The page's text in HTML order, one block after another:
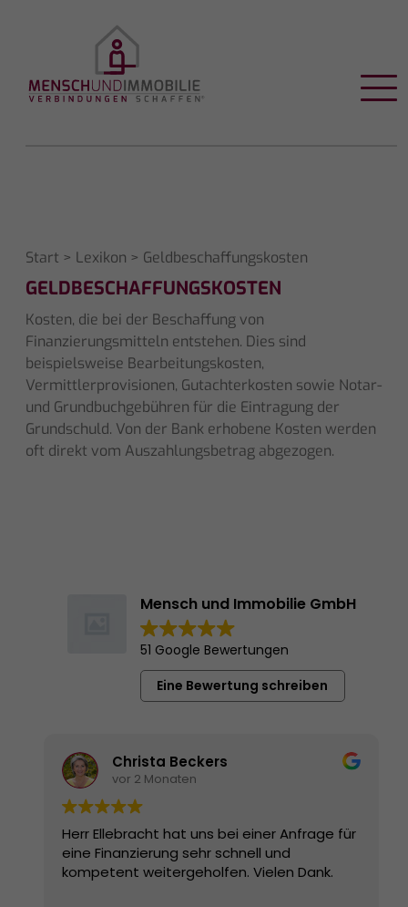
Start > Lexikon > Geldbeschaffungskosten
GELDBESCHAFFUNGSKOSTEN
Kosten, die bei der Beschaffung von
Finanzierungsmitteln entstehen. Dies sind
beispielsweise Bearbeitungskosten,
Vermittlerprovisionen, Gutachterkosten sowie Notar-
und Grundbuchgebühren für die Eintragung der
Grundschuld. Von der Bank erhobene Kosten werden
oft direkt vom Auszahlungsbetrag abgezogen.
Mensch und Immobilie GmbH
51 Google Bewertungen
Eine Bewertung schreiben
Christa Beckers
vor 2 Monaten
Herr Ellebracht hat uns bei einer Anfrage für
eine Finanzierung sehr schnell und
kompetent weitergeholfen. Vielen Dank.